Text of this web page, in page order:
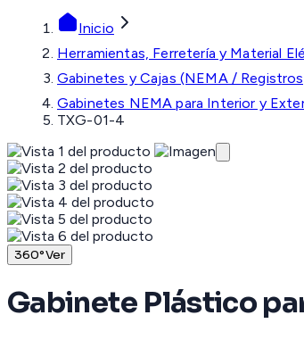
Inicio
Herramientas, Ferretería y Material
Gabinetes y Cajas (NEMA /
Gabinetes NEMA para Interior y
TXG-01-4
360°Ver
Gabinete Plástico